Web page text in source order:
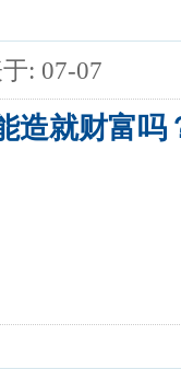
: 07-07
造就财富吗